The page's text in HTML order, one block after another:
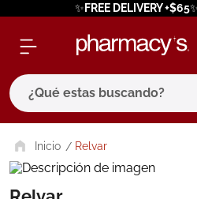
✨FREE DELIVERY
¿Qué estas buscando?
Relvar
términos más buscados
1. eucerin